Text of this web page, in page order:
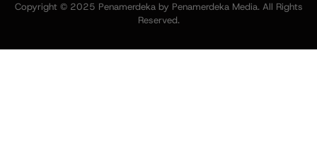
Copyright © 2025 Penamerdeka by Penamerdeka Media. All Rights
Reserved.